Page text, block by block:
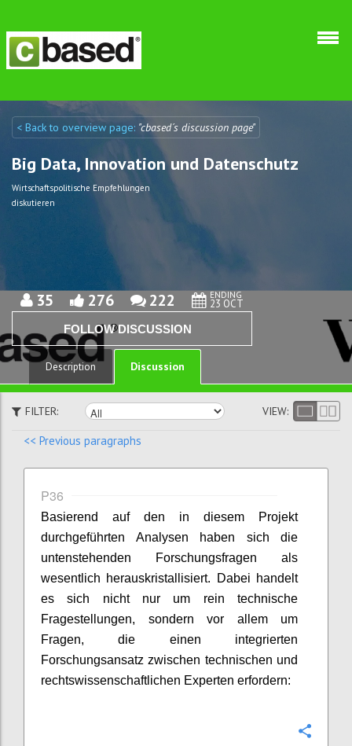
Discuto
Discuto
< Back to overview page: "cbased´s discussion page"
Big Data, Innovation und Datenschutz
Wirtschaftspolitische Empfehlungen
diskutieren
35 276 222 ENDING
23 OCT
FOLLOW DISCUSSION
Description Discussion
FILTER: VIEW:
<< Previous paragraphs
P36
Basierend auf den in diesem Projekt
durchgeführten Analysen haben sich die
untenstehenden Forschungsfragen als
wesentlich herauskristallisiert. Dabei handelt
es sich nicht nur um rein technische
Fragestellungen, sondern vor allem um
Fragen, die einen integrierten
Forschungsansatz zwischen technischen und
rechtswissenschaftlichen Experten erfordern: